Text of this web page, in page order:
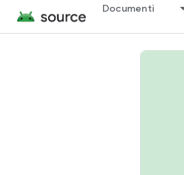
Documenti